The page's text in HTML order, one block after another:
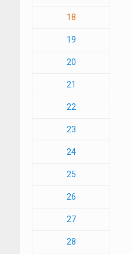
18
19
20
21
22
23
24
25
26
27
28